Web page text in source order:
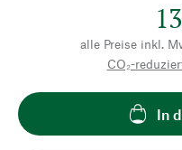
alle Preise inkl.
CO₂-
In